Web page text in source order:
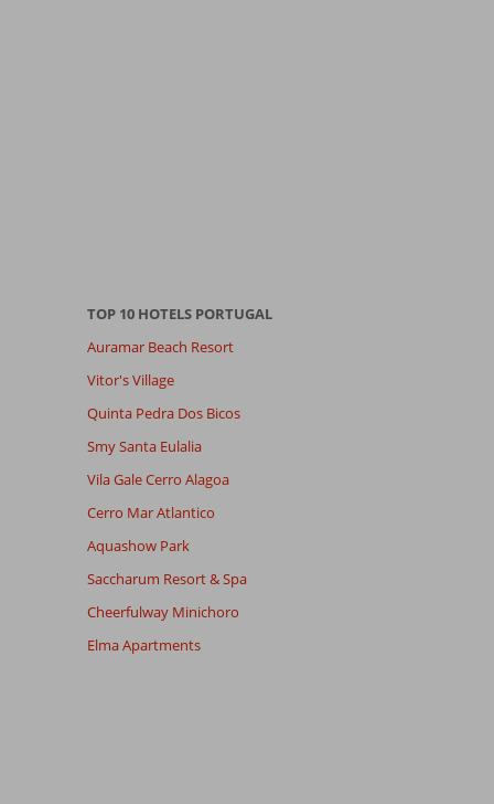
TOP 10 HOTELS PORTUGAL
Auramar Beach Resort
Vitor's Village
Quinta Pedra Dos Bicos
Smy Santa Eulalia
Vila Gale Cerro Alagoa
Cerro Mar Atlantico
Aquashow Park
Saccharum Resort & Spa
Cheerfulway Minichoro
Elma Apartments